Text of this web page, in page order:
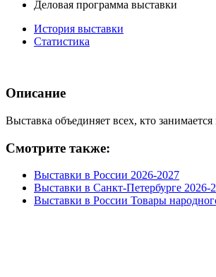
Деловая программа выставки
История выставки
Статистика
Описание
Выставка объединяет всех, кто
Смотрите также:
Выставки в России 2026-2027
Выставки в Санкт-Петербурге 2026-
Выставки в России Товары